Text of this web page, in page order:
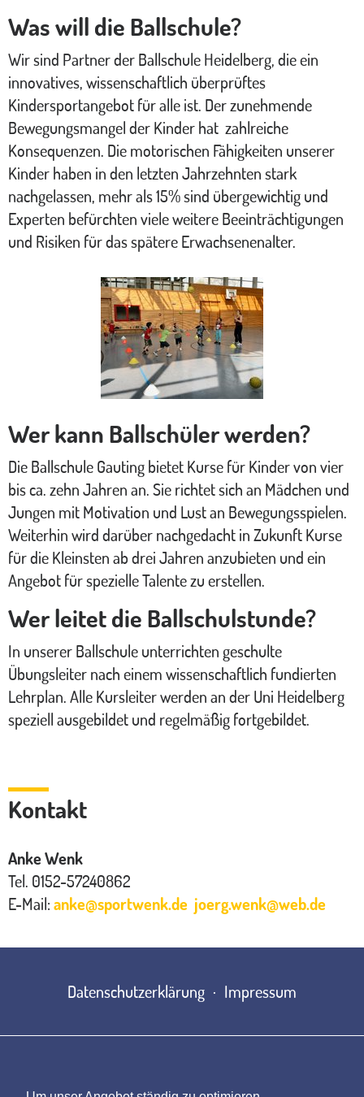
Was will die Ballschule?
Wir sind Partner der Ballschule Heidelberg, die ein
innovatives, wissenschaftlich überprüftes
Kindersportangebot für alle ist. Der zunehmende
Bewegungsmangel der Kinder hat zahlreiche
Konsequenzen. Die motorischen Fähigkeiten unserer
Kinder haben in den letzten Jahrzehnten stark
nachgelassen, mehr als 15% sind übergewichtig und
Experten befürchten viele weitere Beeinträchtigungen
und Risiken für das spätere Erwachsenenalter.
Wer kann Ballschüler werden?
Die Ballschule Gauting bietet Kurse für Kinder von vier
bis ca. zehn Jahren an. Sie richtet sich an Mädchen und
Jungen mit Motivation und Lust an Bewegungsspielen.
Weiterhin wird darüber nachgedacht in Zukunft Kurse
für die Kleinsten ab drei Jahren anzubieten und ein
Angebot für spezielle Talente zu erstellen.
Wer leitet die Ballschulstunde?
In unserer Ballschule unterrichten geschulte
Übungsleiter nach einem wissenschaftlich fundierten
Lehrplan. Alle Kursleiter werden an der Uni Heidelberg
speziell ausgebildet und regelmäßig fortgebildet.
Kontakt
Anke Wenk
Tel. 0152-57240862
E-Mail:anke@sportwenk.de joerg.wenk@web.de
Datenschutzerklärung Impressum